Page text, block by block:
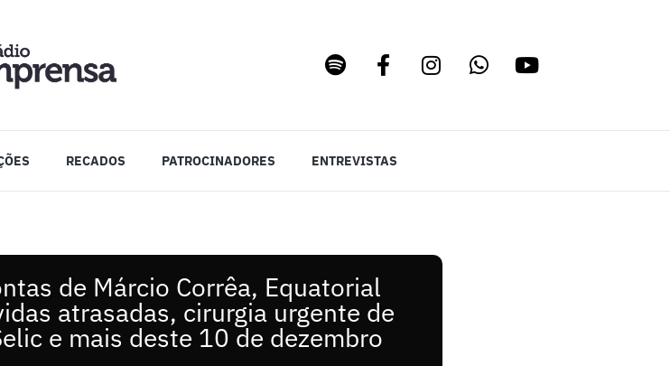
RECADOS PATROCINADORES ENTREVISTAS
de Márcio Corrêa, Equatorial
atrasadas, cirurgia urgente de
e mais deste 10 de dezembro